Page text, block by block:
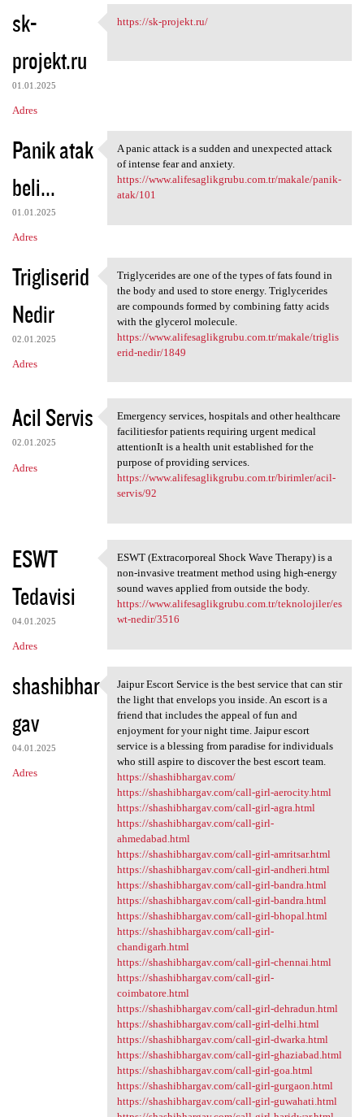
K
o
m
e
n
a
r
z
e
sk-
projekt.ru
01.01.2025
Adres
https://sk-projekt.ru/
https://sk-projekt.ru/
Panik atak
beli...
01.01.2025
Adres
A panic attack is a sudden
A panic attack is a sudden and unexpected attack
of intense fear and anxiety.
https://www.alifesaglikgrubu.com.tr/makale/panik-
atak/101
Trigliserid
Nedir
02.01.2025
Adres
Triglycerides are one of the
Triglycerides are one of the types of fats found in
the body and used to store energy. Triglycerides
are compounds formed by combining fatty acids
with the glycerol molecule.
https://www.alifesaglikgrubu.com.tr/makale/triglis
erid-nedir/1849
Acil Servis
02.01.2025
Adres
Emergency services, hospitals
Emergency services, hospitals and other healthcare
facilitiesfor patients requiring urgent medical
attentionIt is a health unit established for the
purpose of providing services.
https://www.alifesaglikgrubu.com.tr/birimler/acil-
servis/92
ESWT
Tedavisi
04.01.2025
Adres
ESWT (Extracorporeal Shock
ESWT (Extracorporeal Shock Wave Therapy) is a
non-invasive treatment method using high-energy
sound waves applied from outside the body.
https://www.alifesaglikgrubu.com.tr/teknolojiler/es
wt-nedir/3516
shashibhar
gav
04.01.2025
Adres
Jaipur Escort Service is the
Jaipur Escort Service is the best service that can stir
the light that envelops you inside. An escort is a
friend that includes the appeal of fun and
enjoyment for your night time. Jaipur escort
service is a blessing from paradise for individuals
who still aspire to discover the best escort team.
https://shashibhargav.com/
https://shashibhargav.com/call-girl-aerocity.html
https://shashibhargav.com/call-girl-agra.html
https://shashibhargav.com/call-girl-
ahmedabad.html
https://shashibhargav.com/call-girl-amritsar.html
https://shashibhargav.com/call-girl-andheri.html
https://shashibhargav.com/call-girl-bandra.html
https://shashibhargav.com/call-girl-bandra.html
https://shashibhargav.com/call-girl-bhopal.html
https://shashibhargav.com/call-girl-
chandigarh.html
https://shashibhargav.com/call-girl-chennai.html
https://shashibhargav.com/call-girl-
coimbatore.html
https://shashibhargav.com/call-girl-dehradun.html
https://shashibhargav.com/call-girl-delhi.html
https://shashibhargav.com/call-girl-dwarka.html
https://shashibhargav.com/call-girl-ghaziabad.html
https://shashibhargav.com/call-girl-goa.html
https://shashibhargav.com/call-girl-gurgaon.html
https://shashibhargav.com/call-girl-guwahati.html